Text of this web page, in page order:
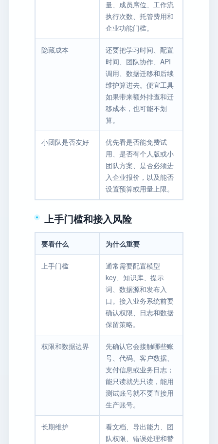
量、成员席位、工作流
执行次数、托管费用和
企业功能门槛。
隐藏成本
还要把学习时间、配置
时间、团队协作、API
调用、数据迁移和后续
维护算进去。便宜工具
如果带来额外排查和迁
移成本，也可能不划
算。
小团队是否友好
优先看是否能免费试
用、是否有个人版或小
团队方案、是否必须进
入企业报价，以及能否
设置预算或用量上限。
上手门槛和接入风险
要看什么 为什么重要
上手门槛
通常需要配置模型
key、知识库、提示
词、数据源和发布入
口。接入业务系统前要
确认权限、日志和数据
保留策略。
权限和数据边界
先确认它会接触哪些账
号、代码、客户数据、
支付信息或业务日志；
能只读就先只读，能用
测试账号就不要直接用
生产账号。
长期维护
看文档、导出能力、团
队权限、错误处理和替